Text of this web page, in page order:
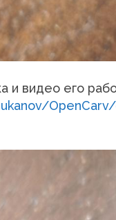
и видео его